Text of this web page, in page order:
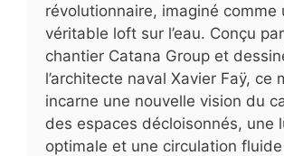
révolutionnaire, imaginé comme
véritable loft sur l’eau. Conçu
chantier Catana Group et
l’architecte naval Xavier Faÿ, ce
incarne une nouvelle vision du
des espaces décloisonnés, une
optimale et une circulation